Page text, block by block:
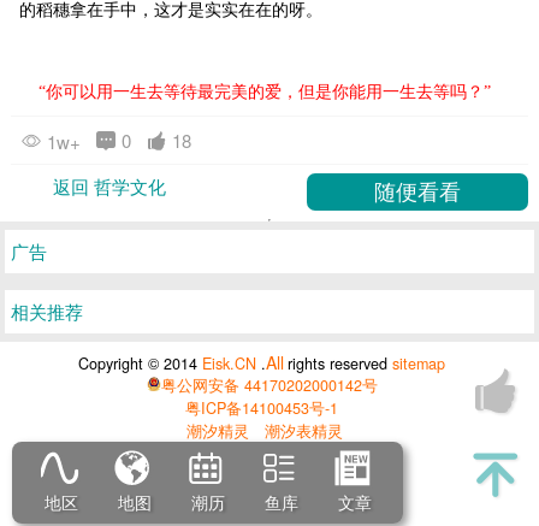
的稻穗拿在手中，这才是实实在在的呀。
“你可以用一生去等待最完美的爱，但是你能用一生去等吗？”
1w+ 0
18
返回 哲学文化
广告
相关推荐
Copyright © 2014 Eisk.CN .Allrights reservedsitemap
粤公网安备 44170202000142号
粤ICP备14100453号-1
潮汐精灵
潮汐表精灵
地区 地图 潮历 鱼库 文章